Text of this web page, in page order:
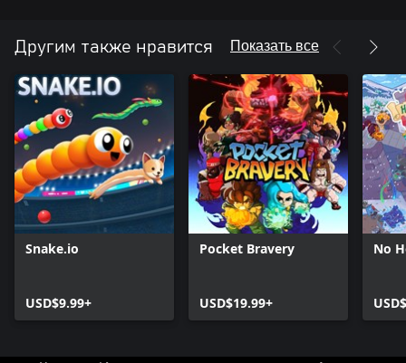
Другим также нравится Показать все
Snake.io
USD$9.99+
Pocket Bravery
USD$19.99+
No